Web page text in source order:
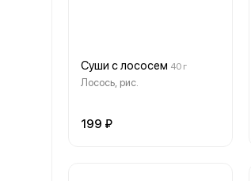
Суши с лососем 40 г
Лосось, рис.
199 ₽